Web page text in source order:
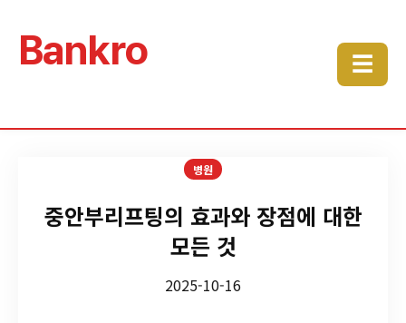
Bankro ☰
병원
중안부리프팅의 효과와 장점에 대한
모든 것
2025-10-16